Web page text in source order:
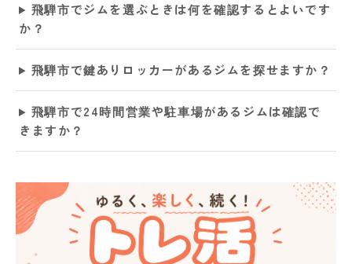
飛騨市でジムを選ぶときは何を確認するとよいです
か？
飛騨市で鍵ありロッカーがあるジムを探せますか？
飛騨市で24時間営業や駐車場があるジムは確認で
きますか？